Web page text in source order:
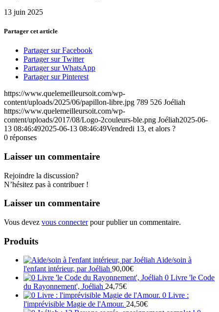
13 juin 2025
Partager cet article
Partager sur Facebook
Partager sur Twitter
Partager sur WhatsApp
Partager sur Pinterest
https://www.quelemeilleursoit.com/wp-
content/uploads/2025/06/papillon-libre.jpg 789 526 Joéliah
https://www.quelemeilleursoit.com/wp-
content/uploads/2017/08/Logo-2couleurs-ble.png Joéliah2025-06-
13 08:46:492025-06-13 08:46:49Vendredi 13, et alors ?
0 réponses
Laisser un commentaire
Rejoindre la discussion?
N’hésitez pas à contribuer !
Laisser un commentaire
Vous devez vous connecterpour publier un commentaire.
Produits
Aide/soin à
l'enfant intérieur, par Joéliah 90,00€
0 Livre 'le Code
du Rayonnement', Joéliah 24,75€
0 Livre :
l'imprévisible Magie de l'Amour. 24,50€